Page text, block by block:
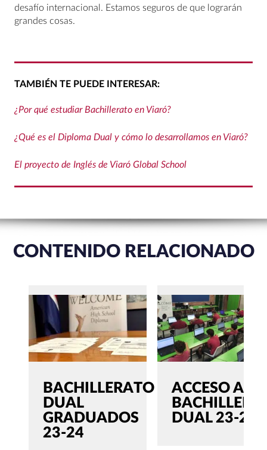
desafío internacional. Estamos seguros de que lograrán
grandes cosas.
TAMBIÉN TE PUEDE INTERESAR:
¿Por qué estudiar Bachillerato en Viaró?
¿Qué es el Diploma Dual y cómo lo desarrollamos en Viaró?
El proyecto de Inglés de Viaró Global School
CONTENIDO RELACIONADO
BACHILLERATO
DUAL
GRADUADOS
23-24
ACCESO AL
DUAL 23-24